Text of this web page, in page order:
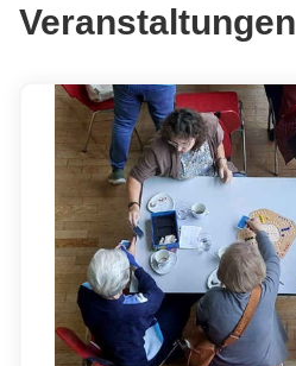
Veranstaltungen